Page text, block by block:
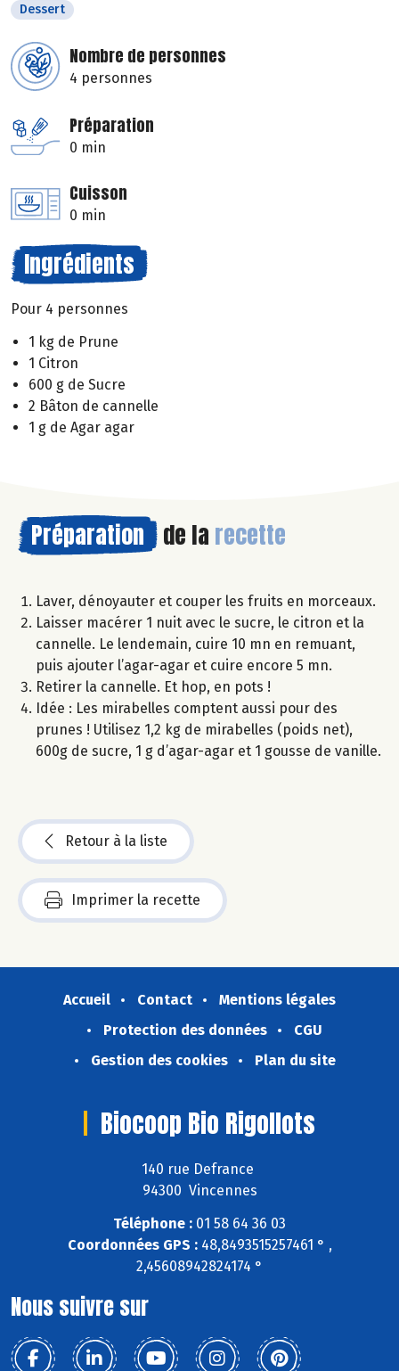
Dessert
Nombre de personnes
4 personnes
Préparation
0 min
Cuisson
0 min
Ingrédients
Pour 4 personnes
1 kg de Prune
1 Citron
600 g de Sucre
2 Bâton de cannelle
1 g de Agar agar
Préparation de la recette
Laver, dénoyauter et couper les fruits en morceaux.
Laisser macérer 1 nuit avec le sucre, le citron et la
cannelle. Le lendemain, cuire 10 mn en remuant,
puis ajouter l’agar-agar et cuire encore 5 mn.
Retirer la cannelle. Et hop, en pots !
Idée : Les mirabelles comptent aussi pour des
prunes ! Utilisez 1,2 kg de mirabelles (poids net),
600g de sucre, 1 g d’agar-agar et 1 gousse de vanille.
Retour à la liste
Imprimer la recette
Accueil Contact
Mentions légales
Protection des données
CGU
Gestion des cookies
Plan du site
Biocoop Bio Rigollots
140 rue Defrance
94300 Vincennes
Téléphone : 01 58 64 36 03
Coordonnées GPS :48,8493515257461 ° ,
2,45608942824174 °
Nous suivre sur